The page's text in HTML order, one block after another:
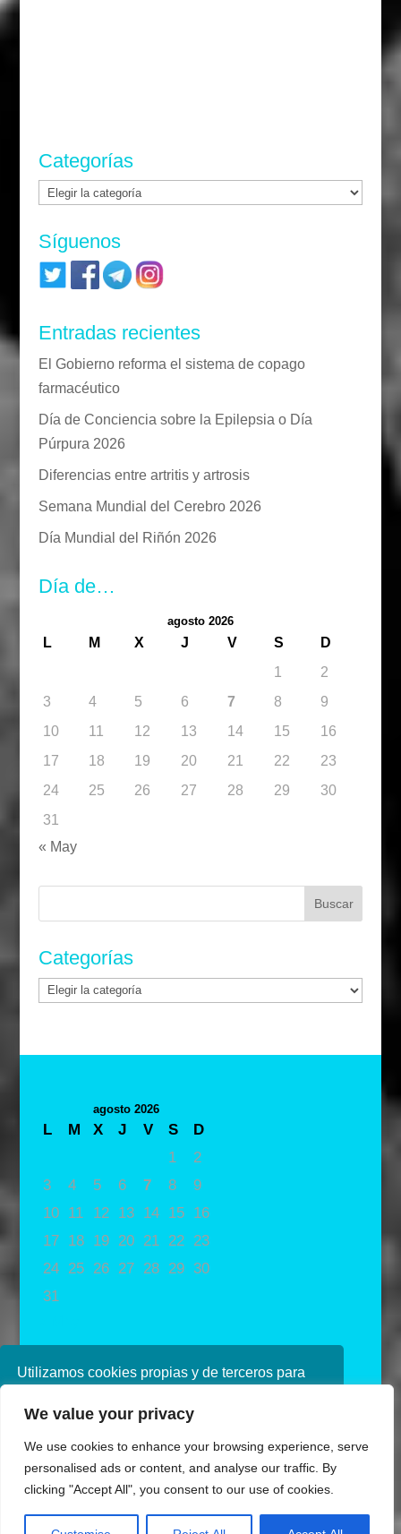
Utilizamos cookies propias y de terceros para
navegando, consideramos que acepta su uso.
política de cookies consulte nuestra
Política de
privacidad
We value your privacy
We use cookies to enhance your browsing experience, serve
personalised ads or content, and analyse our traffic. By
clicking "Accept All", you consent to our use of cookies.
Categorías
Categorías
Síguenos
Entradas recientes
El Gobierno reforma el sistema de copago
farmacéutico
Día de Conciencia sobre la Epilepsia o Día
Púrpura 2026
Diferencias entre artritis y artrosis
Semana Mundial del Cerebro 2026
Día Mundial del Riñón 2026
Día de…
agosto 2026
L M X J V S
D
1
2
3
4 5 6 7 8
9
10
11 12 13 14 15
16
17
18 19 20 21 22
23
24
25 26 27 28 29
30
31
« May
Categorías
Categorías
agosto 2026
L M X J V S
D
1
2
3
4 5 6 7 8
9
10
11 12 13 14 15
16
17
18 19 20 21 22
23
24
25 26 27 28 29 30
31